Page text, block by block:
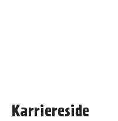
Karriereside